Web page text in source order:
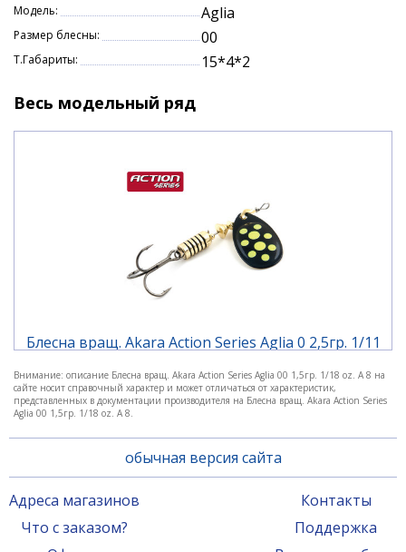
Модель: Aglia
Размер блесны: 00
Т.Габариты: 15*4*2
Весь модельный ряд
Блесна вращ. Akara Action Series Aglia 0 2,5гр. 1/11
290 ₽
Внимание: описание Блесна вращ. Akara Action Series Aglia 00 1,5гр. 1/18 oz. A 8 на
сайте носит справочный характер и может отличаться от характеристик,
представленных в документации производителя на Блесна вращ. Akara Action Series
Aglia 00 1,5гр. 1/18 oz. A 8.
обычная версия сайта
Адреса магазинов
Что с заказом?
Контакты
Поддержка